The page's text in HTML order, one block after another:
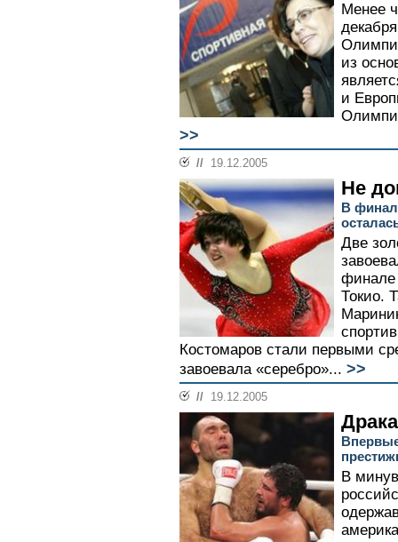
Менее
из
и
>>
// 19.12.2005
Не
В
Две
финале
Токио.
Костомаров стали первыми
завоевала «серебро»... >>
// 19.12.2005
В